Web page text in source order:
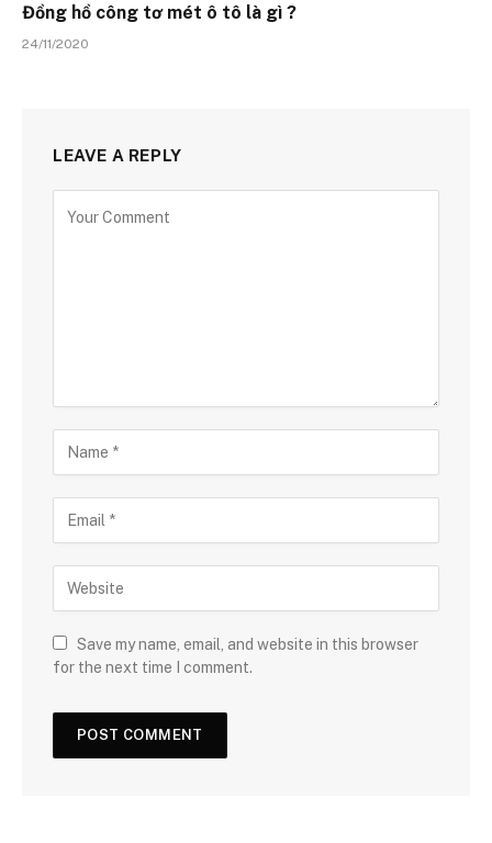
Đồng hồ công tơ mét ô tô là gì ?
24/11/2020
LEAVE A REPLY
Save my name, email, and website in this browser
for the next time I comment.